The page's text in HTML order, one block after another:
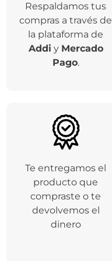
Respaldamos tus
compras a través de
la plataforma de
Addi y Mercado
Pago.
Te entregamos el
producto que
compraste o te
devolvemos el
dinero